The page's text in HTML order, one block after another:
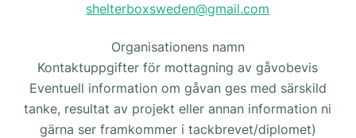
shelterboxsweden@gmail.com
Organisationens namn
Kontaktuppgifter för mottagning av gåvobevis
Eventuell information om gåvan ges med särskild
tanke, resultat av projekt eller annan information ni
gärna ser framkommer i tackbrevet/diplomet)